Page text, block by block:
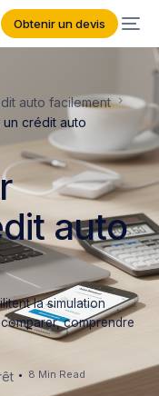
Obtenir un devis
auto facilement
un crédit auto
auto
la simulation
comprendre
8 Min Read